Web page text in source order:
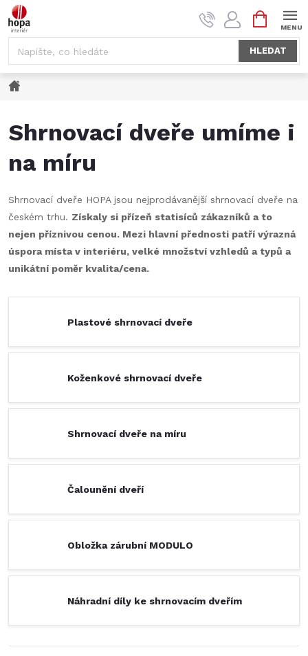
Přejít
na
HLEDAT
NÁKUPNÍ
KOŠÍK
Shrnovací dveře umíme i
na míru
Shrnovací dveře HOPA jsou nejprodávanější shrnovací dveře na
českém trhu. Získaly si přízeň statisíců zákazníků a to
nejen příznivou cenou. Mezi hlavní přednosti patří výrazná
úspora místa v interiéru, velké množství vzhledů a typů a
unikátní poměr kvalita/cena.
Plastové shrnovací dveře
Koženkové shrnovací dveře
Shrnovací dveře na míru
Čalounění dveří
Obložka zárubní MODULO
Náhradní díly ke shrnovacím dveřím